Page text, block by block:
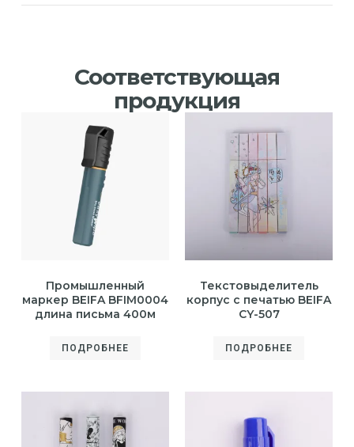
Соответствующая
продукция
Промышленный
маркер BEIFA BFIM0004
длина письма 400м
ПОДРОБНЕЕ
Текстовыделитель
корпус с печатью BEIFA
CY-507
ПОДРОБНЕЕ